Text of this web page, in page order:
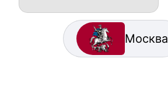
Москва